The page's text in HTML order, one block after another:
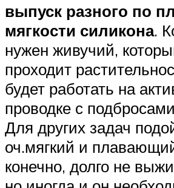
выпуск разного по
мягкости силикона.
нужен живучий,
проходит
будет работать на
проводке с
Для других задач
оч.мягкий и
конечно, долго не